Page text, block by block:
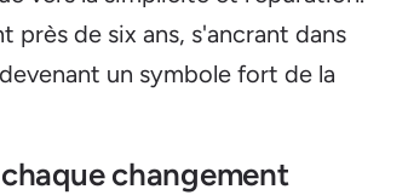
près de six ans, s'ancrant dans
un symbole fort de la
changement